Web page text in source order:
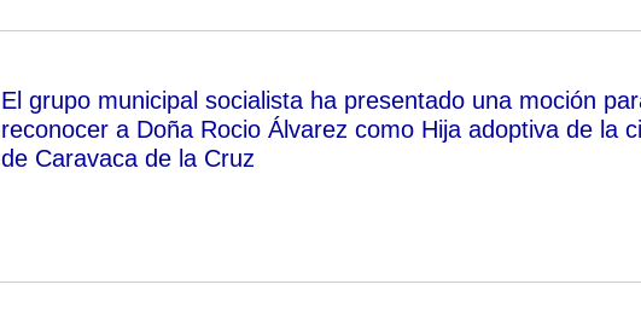
El grupo municipal socialista ha presentado una moción
reconocer a Doña Rocio Álvarez como Hija adoptiva de la
de Caravaca de la Cruz